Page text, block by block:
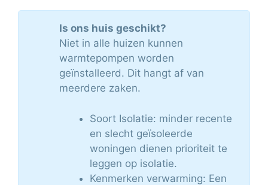
Is ons huis geschikt?
Niet in alle huizen kunnen
warmtepompen worden
geïnstalleerd. Dit hangt af van
meerdere zaken.
Soort Isolatie: minder recente
en slecht geïsoleerde
woningen dienen prioriteit te
leggen op isolatie.
Kenmerken verwarming: Een